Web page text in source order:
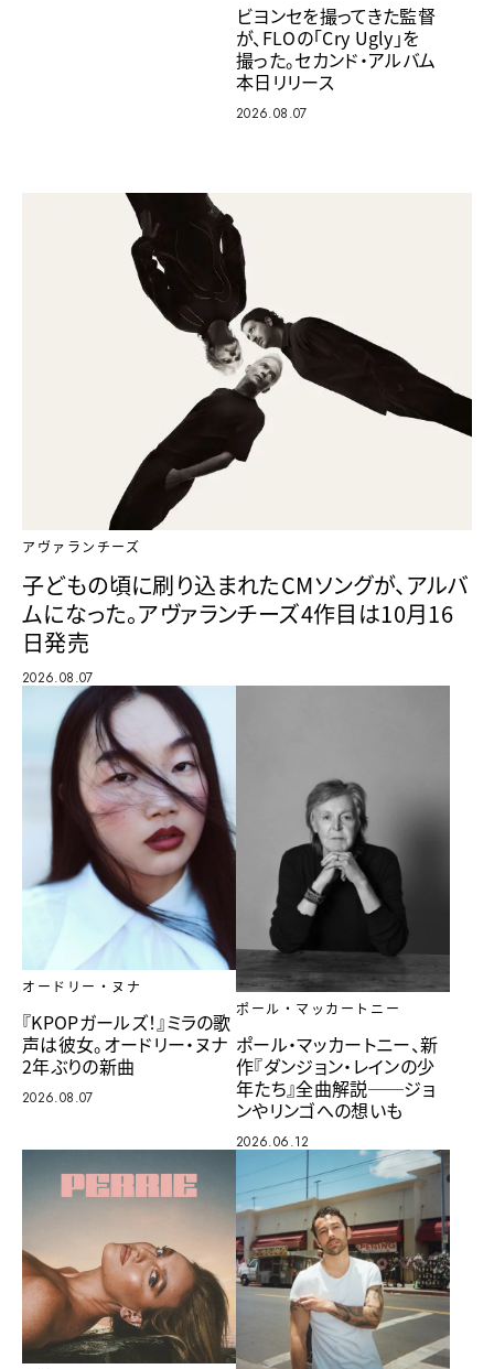
ビヨンセを撮ってきた監督
が、FLOの「Cry Ugly」を
撮った。セカンド・アルバム
本日リリース
2026.08.07
アヴァランチーズ
子どもの頃に刷り込まれたCMソングが、アルバ
ムになった。アヴァランチーズ4作目は10月16
日発売
2026.08.07
オードリー・ヌナ
『KPOPガールズ！』ミラの歌
声は彼女。オードリー・ヌナ
2年ぶりの新曲
2026.08.07
ポール・マッカートニー
ポール・マッカートニー、新
作『ダンジョン・レインの少
年たち』全曲解説──ジョ
ンやリンゴへの想いも
2026.06.12